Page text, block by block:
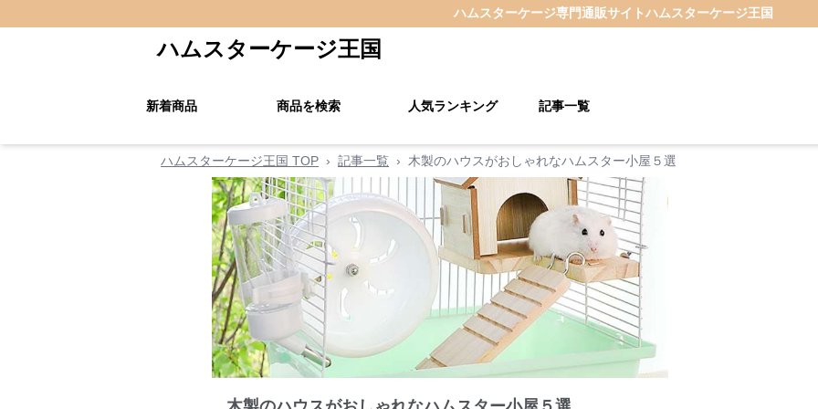
ハムスターケージ専門通販サイトハムスターケージ王国
ハムスターケージ王国
新着商品 商品を検索 人気ランキング 記事一覧
ハムスターケージ王国 TOP › 記事一覧 › 木製のハウスがおしゃれなハムスター小屋５選